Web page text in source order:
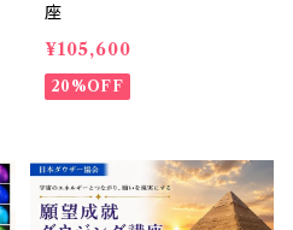
座
¥105,600
20%OFF